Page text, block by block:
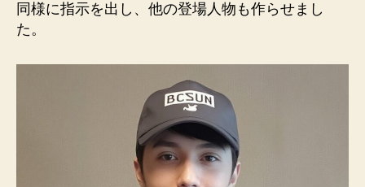
同様に指示を出し、他の登場人物も作らせまし
た。